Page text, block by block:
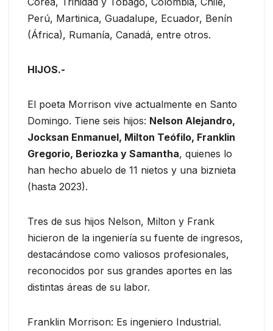
Perú, Martinica, Guadalupe, Ecuador, Benín
(África), Rumanía, Canadá, entre otros.
HIJOS.-
El poeta Morrison vive actualmente en Santo
Domingo. Tiene seis hijos: Nelson Alejandro,
Jocksan Enmanuel, Milton Teófilo, Franklin
Gregorio, Beriozka y Samantha, quienes lo
han hecho abuelo de 11 nietos y una biznieta
(hasta 2023).
Tres de sus hijos Nelson, Milton y Frank
hicieron de la ingeniería su fuente de ingresos,
destacándose como valiosos profesionales,
reconocidos por sus grandes aportes en las
distintas áreas de su labor.
Franklin Morrison: Es ingeniero Industrial.